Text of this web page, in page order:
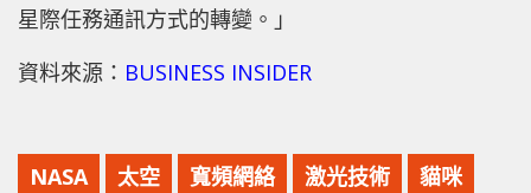
星際任務通訊方式的轉變。」
資料來源： BUSINESS INSIDER
NASA 太空 寬頻網絡 激光技術 貓咪